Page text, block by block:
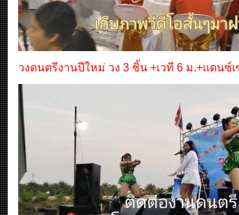
วงดนตรีงานปีใหม่ วง 3 ชิ้น +เวที 6 ม.+แดนซ์เ